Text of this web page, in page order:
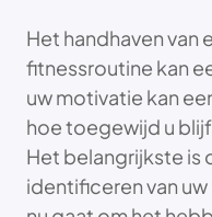
Het handhaven van
fitnessroutine kan
uw motivatie kan
hoe toegewijd u
Het belangrijkste is
identificeren van